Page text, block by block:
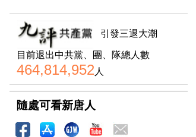
引發三退大潮
目前退出中共黨、團、隊總人數
464,814,952 人
隨處可看新唐人